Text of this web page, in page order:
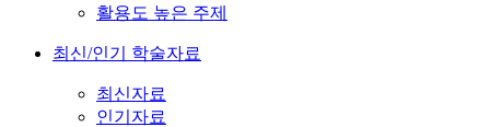
활용도 높은 주제
최신/인기 학술자료
최신자료
인기자료